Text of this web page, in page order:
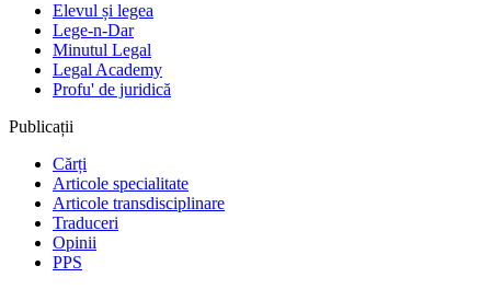
Elevul și legea
Lege-n-Dar
Minutul Legal
Legal Academy
Profu' de juridică
Publicații
Cărți
Articole specialitate
Articole transdisciplinare
Traduceri
Opinii
PPS